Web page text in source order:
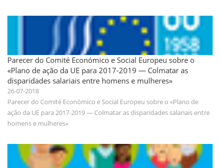
Parecer do Comité Económico e Social Europeu sobre o
«Plano de ação da UE para 2017-2019 — Colmatar as
disparidades salariais entre homens e mulheres»
26-07-2018
Parecer do Comité Económico e Social Europeu sobre o «Plano de
ação da UE para 2017-2019 — Colmatar as disparidades salariais entre
homens e mulheres»